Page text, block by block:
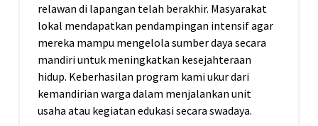
relawan di lapangan telah berakhir. Masyarakat
lokal mendapatkan pendampingan intensif agar
mereka mampu mengelola sumber daya secara
mandiri untuk meningkatkan kesejahteraan
hidup. Keberhasilan program kami ukur dari
kemandirian warga dalam menjalankan unit
usaha atau kegiatan edukasi secara swadaya.